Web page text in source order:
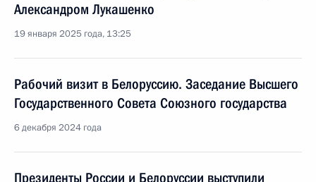
Александром Лукашенко
19 января 2025 года, 13:25
Рабочий визит в Белоруссию. Заседание Высшего
Государственного Совета Союзного государства
6 декабря 2024 года
Президенты России и Белоруссии выступили